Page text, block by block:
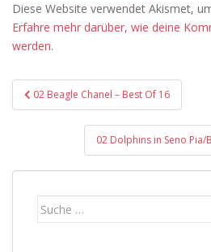
Diese Website verwendet Akismet,
Erfahre mehr darüber, wie deine
werden.
Beitragsnavigation
02 Beagle Chanel – Best Of 16
02 Dolphins in Seno Pia/
Suche